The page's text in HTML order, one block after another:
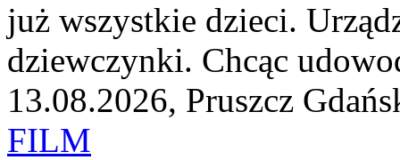
już wszystkie dzieci.
dziewczynki. Chcąc
13.08.2026, Pruszcz
FILM